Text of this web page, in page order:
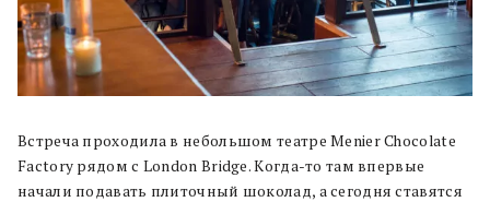
Встреча проходила в небольшом театре Menier Chocolate
Factory рядом с London Bridge. Когда-то там впервые
начали подавать плиточный шоколад, а сегодня ставятся